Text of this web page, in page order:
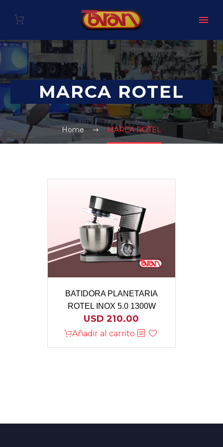
MARCA ROTEL
Home MARCA ROTEL
BATIDORA PLANETARIA
ROTEL INOX 5.0 1300W
USD210.00
Añadir al carrito